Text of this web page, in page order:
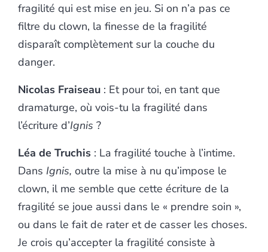
fragilité qui est mise en jeu. Si on n’a pas ce
filtre du clown, la finesse de la fragilité
disparaît complètement sur la couche du
danger.
Nicolas Fraiseau : Et pour toi, en tant que
dramaturge, où vois-tu la fragilité dans
l’écriture d’Ignis ?
Léa de Truchis : La fragilité touche à l’intime.
Dans Ignis, outre la mise à nu qu’impose le
clown, il me semble que cette écriture de la
fragilité se joue aussi dans le « prendre soin »,
ou dans le fait de rater et de casser les choses.
Je crois qu’accepter la fragilité consiste à